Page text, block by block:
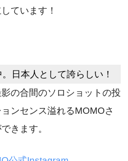
ています！
日本人として誇らしい！
の合間のソロショットの投
ンセンス溢れるMOMOさ
きます。